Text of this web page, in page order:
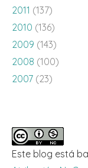
2011 (137)
2010 (136)
2009 (143)
2008 (100)
2007 (23)
Este blog está